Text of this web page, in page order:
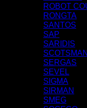
ROBOT
RONGTA
SANTOS
SAP
SARIDIS
SERGAS
SEVEL
SIGMA
SIRMAN
SMEG